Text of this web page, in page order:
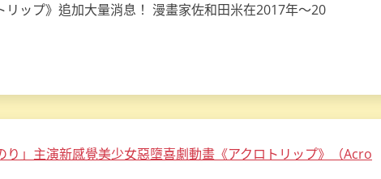
ップ》追加大量消息！ 漫畫家佐和田米在2017年～20